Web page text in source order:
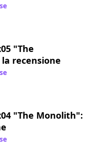
"The
recensione
"The Monolith":